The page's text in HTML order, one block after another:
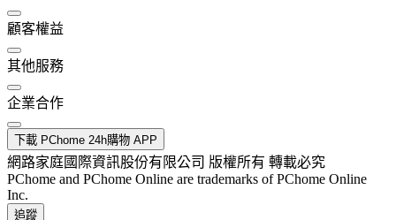
顧客權益
其他服務
企業合作
下載 PChome 24h購物 APP
網路家庭國際資訊股份有限公司 版權所有 轉載必究
PChome and PChome Online are trademarks of PChome Online
Inc.
追蹤